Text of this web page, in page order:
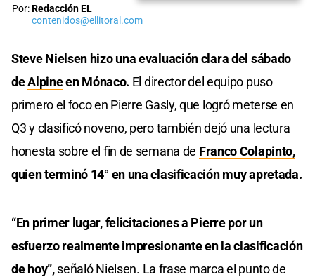
Por:Redacción EL
contenidos@ellitoral.com
Steve Nielsen hizo una evaluación clara del sábado
deAlpineen Mónaco. El director del equipo puso
primero el foco en Pierre Gasly, que logró meterse en
Q3 y clasificó noveno, pero también dejó una lectura
honesta sobre el fin de semana de Franco Colapinto,
quien terminó 14° en una clasificación muy apretada.
“En primer lugar, felicitaciones a Pierre por un
esfuerzo realmente impresionante en la clasificación
de hoy”,señaló Nielsen. La frase marca el punto de